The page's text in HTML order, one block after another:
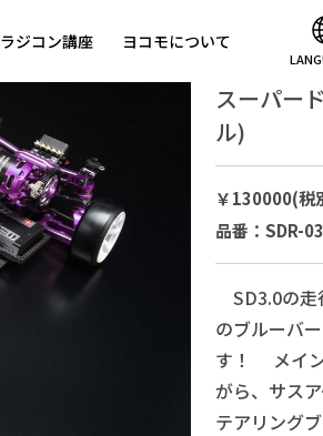
ラジコン講座 ヨコモについて
スーパー
ル)
￥130000(税
品番：SDR-
SD3.0の走
のブルーバ
す！ メイン
がら、サス
テアリング